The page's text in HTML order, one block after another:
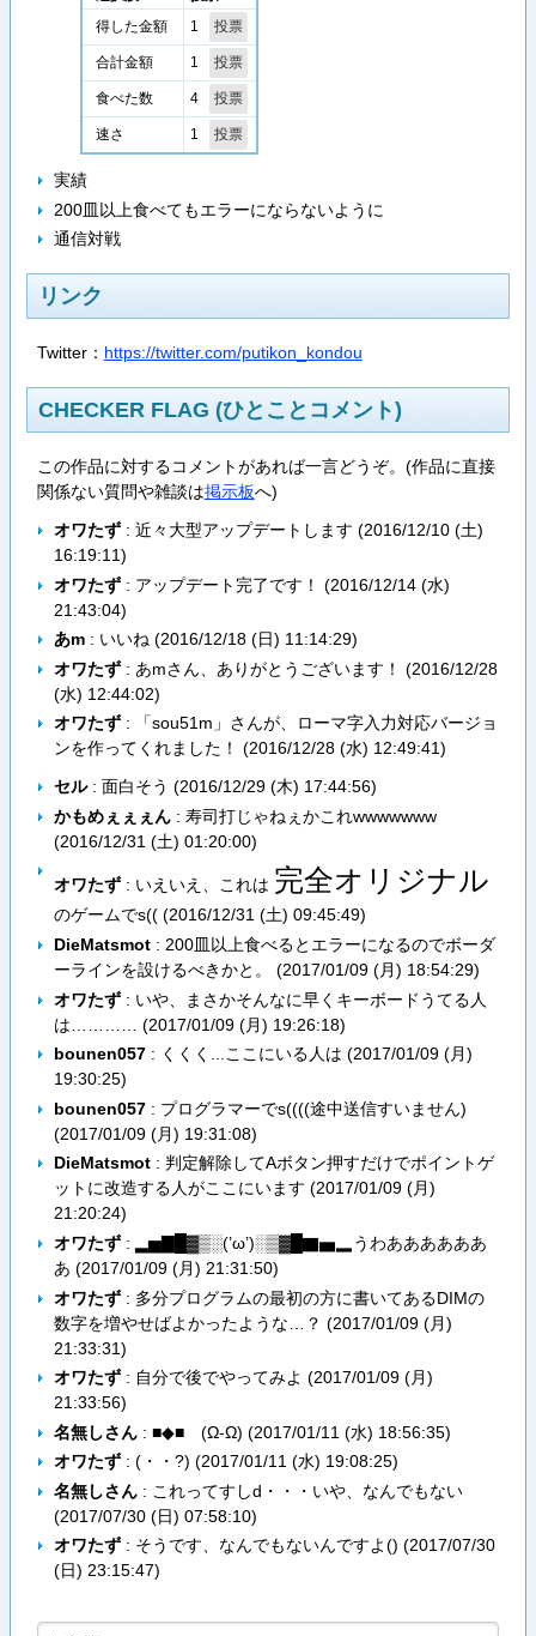
得した金額 1
合計金額 1
食べた数 4
速さ 1
実績
200皿以上食べてもエラーにならないように
通信対戦
リンク
Twitter： https://twitter.com/putikon_kondou
CHECKER FLAG (ひとことコメント)
この作品に対するコメントがあれば一言どうぞ。(作品に直接
関係ない質問や雑談は掲示板へ)
オワたず: 近々大型アップデートします (2016/12/10 (土)
16:19:11)
オワたず: アップデート完了です！ (2016/12/14 (水)
21:43:04)
あm: いいね (2016/12/18 (日) 11:14:29)
オワたず: あmさん、ありがとうございます！ (2016/12/28
(水) 12:44:02)
オワたず: 「sou51m」さんが、ローマ字入力対応バージョ
ンを作ってくれました！ (2016/12/28 (水) 12:49:41)
セル: 面白そう (2016/12/29 (木) 17:44:56)
かもめぇぇぇん: 寿司打じゃねぇかこれwwwwwww
(2016/12/31 (土) 01:20:00)
オワたず: いえいえ、これは 完全オリジナル
のゲームでs(( (2016/12/31 (土) 09:45:49)
DieMatsmot: 200皿以上食べるとエラーになるのでボーダ
ーラインを設けるべきかと。 (2017/01/09 (月) 18:54:29)
オワたず: いや、まさかそんなに早くキーボードうてる人
は………… (2017/01/09 (月) 19:26:18)
bounen057: くくく...ここにいる人は (2017/01/09 (月)
19:30:25)
bounen057: プログラマーでs((((途中送信すいません)
(2017/01/09 (月) 19:31:08)
DieMatsmot: 判定解除してAボタン押すだけでポイントゲ
ットに改造する人がここにいます (2017/01/09 (月)
21:20:24)
オワたず: ▂▅▇█▓▒░(’ω’)░▒▓█▇▅▂うわああああああ
あ (2017/01/09 (月) 21:31:50)
オワたず: 多分プログラムの最初の方に書いてあるDIMの
数字を増やせばよかったような…？ (2017/01/09 (月)
21:33:31)
オワたず: 自分で後でやってみよ (2017/01/09 (月)
21:33:56)
名無しさん: ■◆■ (Ω-Ω) (2017/01/11 (水) 18:56:35)
オワたず: (・・?) (2017/01/11 (水) 19:08:25)
名無しさん: これってすしd・・・いや、なんでもない
(2017/07/30 (日) 07:58:10)
オワたず: そうです、なんでもないんですよ() (2017/07/30
(日) 23:15:47)